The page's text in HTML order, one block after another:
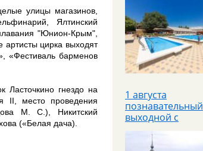
улицы магазинов,
Ялтинский
"Юнион-Крым",
цирка выходят
«Фестиваль барменов
Ласточкино гнездо на
II , место проведения
М. С.), Никитский
(«Белая дача).
1 августа
познавательный
выходной с